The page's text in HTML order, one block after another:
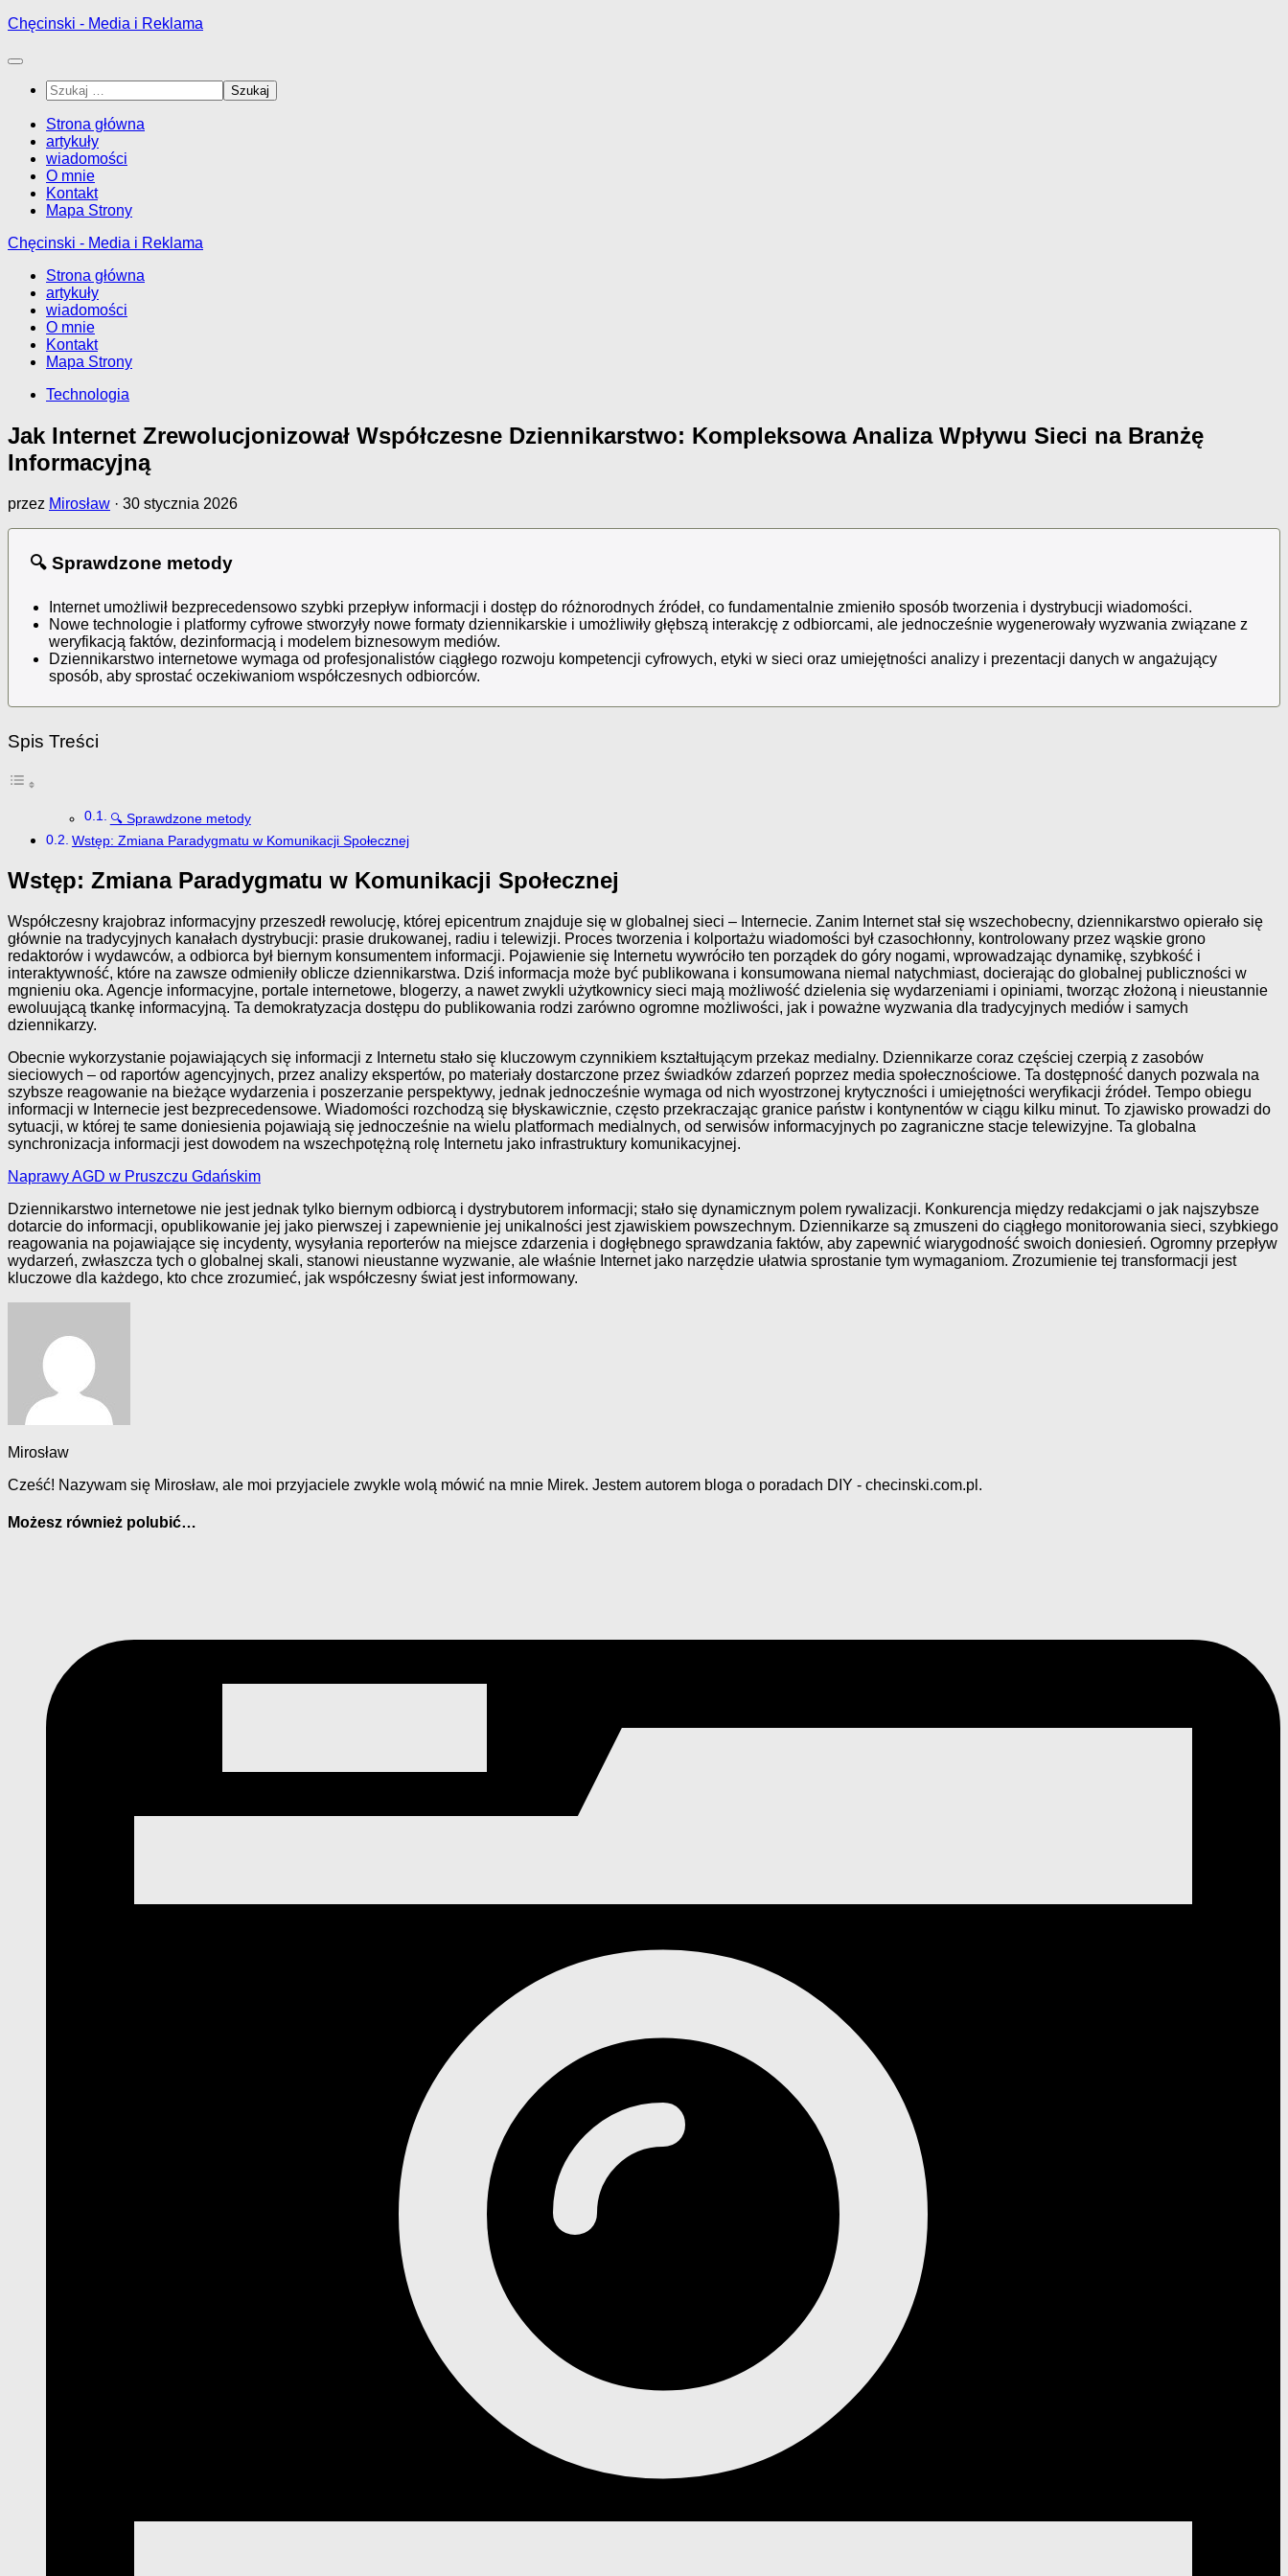
Przejdź
treści
Chęcinski - Media i Reklama
Szukaj:
Strona główna
artykuły
wiadomości
O mnie
Kontakt
Mapa Strony
Chęcinski - Media i Reklama
Strona główna
artykuły
wiadomości
O mnie
Kontakt
Mapa Strony
Technologia
Jak Internet Zrewolucjonizował Współczesne Dziennikarstwo: Kompleksowa Analiza Wpływu Sieci na Branżę
Informacyjną
przez Mirosław · 30 stycznia 2026
🔍 Sprawdzone metody
Internet umożliwił bezprecedensowo szybki przepływ informacji i dostęp do różnorodnych źródeł, co fundamentalnie zmieniło sposób tworzenia i dystrybucji wiadomości.
Nowe technologie i platformy cyfrowe stworzyły nowe formaty dziennikarskie i umożliwiły głębszą interakcję z odbiorcami, ale jednocześnie wygenerowały wyzwania związane z
weryfikacją faktów, dezinformacją i modelem biznesowym mediów.
Dziennikarstwo internetowe wymaga od profesjonalistów ciągłego rozwoju kompetencji cyfrowych, etyki w sieci oraz umiejętności analizy i prezentacji danych w angażujący
sposób, aby sprostać oczekiwaniom współczesnych odbiorców.
Spis Treści
🔍 Sprawdzone metody
Wstęp: Zmiana Paradygmatu w Komunikacji Społecznej
Wstęp: Zmiana Paradygmatu w Komunikacji Społecznej
Współczesny krajobraz informacyjny przeszedł rewolucję, której epicentrum znajduje się w globalnej sieci – Internecie. Zanim Internet stał się wszechobecny, dziennikarstwo opierało się
głównie na tradycyjnych kanałach dystrybucji: prasie drukowanej, radiu i telewizji. Proces tworzenia i kolportażu wiadomości był czasochłonny, kontrolowany przez wąskie grono
redaktorów i wydawców, a odbiorca był biernym konsumentem informacji. Pojawienie się Internetu wywróciło ten porządek do góry nogami, wprowadzając dynamikę, szybkość i
interaktywność, które na zawsze odmieniły oblicze dziennikarstwa. Dziś informacja może być publikowana i konsumowana niemal natychmiast, docierając do globalnej publiczności w
mgnieniu oka. Agencje informacyjne, portale internetowe, blogerzy, a nawet zwykli użytkownicy sieci mają możliwość dzielenia się wydarzeniami i opiniami, tworząc złożoną i nieustannie
ewoluującą tkankę informacyjną. Ta demokratyzacja dostępu do publikowania rodzi zarówno ogromne możliwości, jak i poważne wyzwania dla tradycyjnych mediów i samych
dziennikarzy.
Obecnie wykorzystanie pojawiających się informacji z Internetu stało się kluczowym czynnikiem kształtującym przekaz medialny. Dziennikarze coraz częściej czerpią z zasobów
sieciowych – od raportów agencyjnych, przez analizy ekspertów, po materiały dostarczone przez świadków zdarzeń poprzez media społecznościowe. Ta dostępność danych pozwala na
szybsze reagowanie na bieżące wydarzenia i poszerzanie perspektywy, jednak jednocześnie wymaga od nich wyostrzonej krytyczności i umiejętności weryfikacji źródeł. Tempo obiegu
informacji w Internecie jest bezprecedensowe. Wiadomości rozchodzą się błyskawicznie, często przekraczając granice państw i kontynentów w ciągu kilku minut. To zjawisko prowadzi do
sytuacji, w której te same doniesienia pojawiają się jednocześnie na wielu platformach medialnych, od serwisów informacyjnych po zagraniczne stacje telewizyjne. Ta globalna
synchronizacja informacji jest dowodem na wszechpotężną rolę Internetu jako infrastruktury komunikacyjnej.
Naprawy AGD w Pruszczu Gdańskim
Dziennikarstwo internetowe nie jest jednak tylko biernym odbiorcą i dystrybutorem informacji; stało się dynamicznym polem rywalizacji. Konkurencja między redakcjami o jak najszybsze
dotarcie do informacji, opublikowanie jej jako pierwszej i zapewnienie jej unikalności jest zjawiskiem powszechnym. Dziennikarze są zmuszeni do ciągłego monitorowania sieci, szybkiego
reagowania na pojawiające się incydenty, wysyłania reporterów na miejsce zdarzenia i dogłębnego sprawdzania faktów, aby zapewnić wiarygodność swoich doniesień. Ogromny przepływ
wydarzeń, zwłaszcza tych o globalnej skali, stanowi nieustanne wyzwanie, ale właśnie Internet jako narzędzie ułatwia sprostanie tym wymaganiom. Zrozumienie tej transformacji jest
kluczowe dla każdego, kto chce zrozumieć, jak współczesny świat jest informowany.
Mirosław
Cześć! Nazywam się Mirosław, ale moi przyjaciele zwykle wolą mówić na mnie Mirek. Jestem autorem bloga o poradach DIY - checinski.com.pl.
Możesz również polubić…